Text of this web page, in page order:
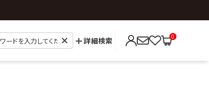
詳細検索 0